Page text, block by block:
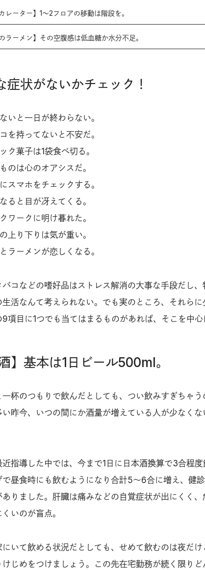
ーター】1～2フロアの移動は階段を。
ラーメン】その空腹感は低血糖か水分不足。
症状がないかチェック！
いと一日が終わらない。
を持ってないと不安だ。
ク菓子は1袋食べ切る。
のは心のオアシスだ。
スマホをチェックする。
ると目が冴えてくる。
ワークに明け暮れた。
上り下りは気が重い。
ラーメンが恋しくなる。
バコなどの嗜好品はストレス解消の大事な手段だし
生活なんて考えられない。でも実のところ、それら
9項目に1つでも当てはまるものがあれば、そこを中心
】基本は1日ビール500ml。
一杯のつもりで飲んだとしても、つい飲みすぎちゃ
い昨今、いつの間にか酒量が増えている人が少なく
近指導した中では、今まで1日に日本酒換算で3合程
で昼食時にも飲むようになり合計5～6合に増え、健
ありました。肝臓は痛みなどの自覚症状が出にくく
いのが盲点。
にいて飲める状況だとしても、せめて飲むのは夜だ
けじめをつけましょう。この先在宅勤務が続く限り